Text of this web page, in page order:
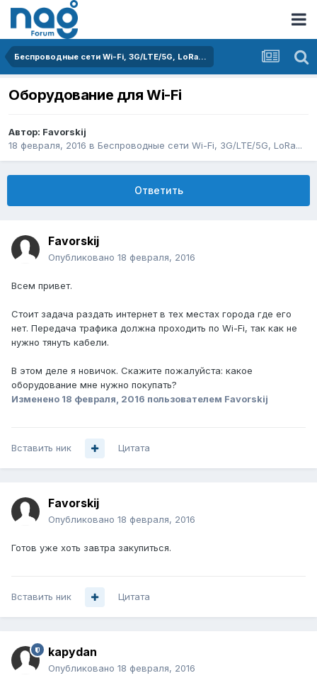
Беспроводные сети Wi-Fi, 3G/LTE/5G, LoRa...
Оборудование для Wi-Fi
Автор: Favorskij
18 февраля, 2016 в Беспроводные сети Wi-Fi, 3G/LTE/5G, LoRa...
Ответить
Favorskij
Опубликовано 18 февраля, 2016
Всем привет.
Стоит задача раздать интернет в тех местах города где его
нет. Передача трафика должна проходить по Wi-Fi, так как не
нужно тянуть кабели.
В этом деле я новичок. Скажите пожалуйста: какое
оборудование мне нужно покупать?
Изменено 18 февраля, 2016 пользователем Favorskij
Вставить ник Цитата
Favorskij
Опубликовано 18 февраля, 2016
Готов уже хоть завтра закупиться.
Вставить ник Цитата
kapydan
Опубликовано 18 февраля, 2016